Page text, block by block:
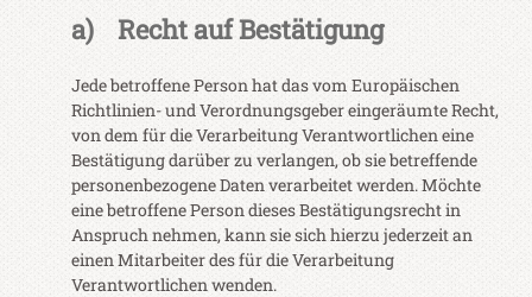
a) Recht auf Bestätigung
Jede betroffene Person hat das vom Europäischen
Richtlinien- und Verordnungsgeber eingeräumte Recht,
von dem für die Verarbeitung Verantwortlichen eine
Bestätigung darüber zu verlangen, ob sie betreffende
personenbezogene Daten verarbeitet werden. Möchte
eine betroffene Person dieses Bestätigungsrecht in
Anspruch nehmen, kann sie sich hierzu jederzeit an
einen Mitarbeiter des für die Verarbeitung
Verantwortlichen wenden.